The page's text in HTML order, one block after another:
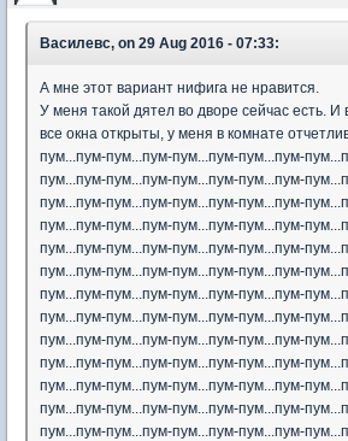
Василевс, on 29 Aug 2016 - 07:33:
А мне этот вариант нифига не нравится.
У меня такой дятел во дворе сейчас есть. И
все окна открыты, у меня в комнате
пум...пум-пум...пум-пум...пум-пум...пум-
пум...пум-пум...пум-пум...пум-пум...пум-
пум...пум-пум...пум-пум...пум-пум...пум-
пум...пум-пум...пум-пум...пум-пум...пум-
пум...пум-пум...пум-пум...пум-пум...пум-
пум...пум-пум...пум-пум...пум-пум...пум-
пум...пум-пум...пум-пум...пум-пум...пум-
пум...пум-пум...пум-пум...пум-пум...пум-
пум...пум-пум...пум-пум...пум-пум...пум-
пум...пум-пум...пум-пум...пум-пум...пум-
пум...пум-пум...пум-пум...пум-пум...пум-
пум...пум-пум...пум-пум...пум-пум...пум-
пум...пум-пум...пум-пум...пум-пум...пум-